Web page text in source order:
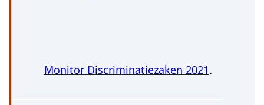
Monitor Discriminatiezaken 2021.